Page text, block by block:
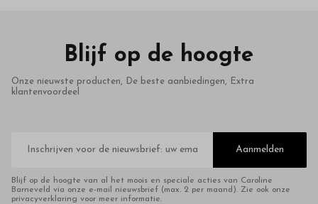
Blijf op de hoogte
Onze nieuwste producten, De beste aanbiedingen, Extra
klantenvoordeel
mailadres
Aanmelden
Blijf op de hoogte van al het moois en speciale acties van Caroline
Barneveld via onze e-mail nieuwsbrief (max. 2 per maand). Zie ook onze
privacyverklaring voor meer informatie.